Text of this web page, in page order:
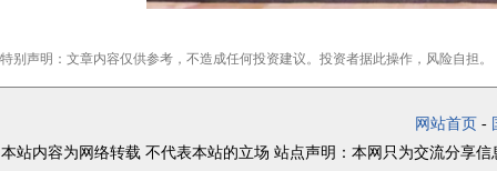
特别声明：文章内容仅供参考，不造成任何投资建议。投资者据此操作，风险自担。
网站首页-
本站内容为网络转载 不代表本站的立场 站点声明：本网只为交流分享